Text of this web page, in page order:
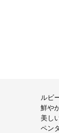
ルビ
鮮や
美し
ペン